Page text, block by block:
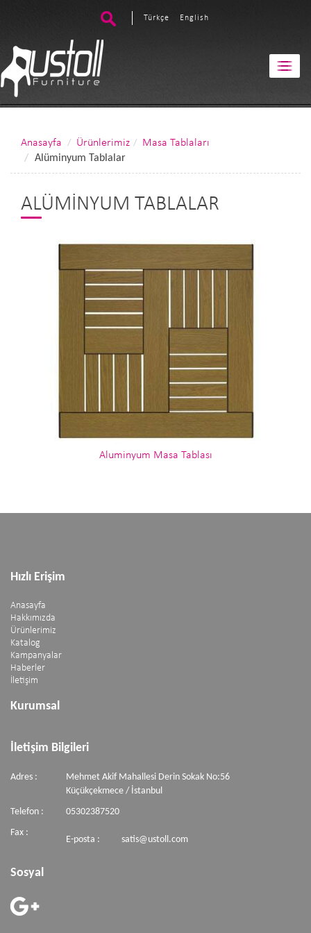
Türkçe English
Anasayfa Ürünlerimiz
Masa Tablaları
Alüminyum Tablalar
ALÜMINYUM TABLALAR
Aluminyum Masa Tablası
Hızlı Erişim
Anasayfa
Hakkımızda
Ürünlerimiz
Katalog
Kampanyalar
Haberler
İletişim
Kurumsal
İletişim Bilgileri
Adres :
Mehmet Akif Mahallesi Derin Sokak No:56
Küçükçekmece / İstanbul
Telefon :
05302387520
Fax :
E-posta : satis@ustoll.com
Sosyal